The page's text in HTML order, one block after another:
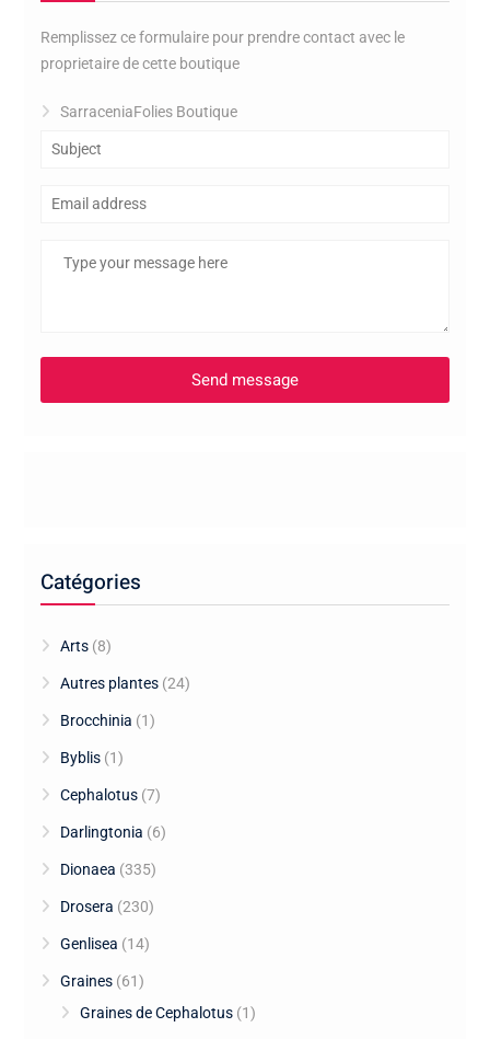
Remplissez ce formulaire pour prendre contact avec le
proprietaire de cette boutique
SarraceniaFolies Boutique
Catégories
Arts (8)
Autres plantes (24)
Brocchinia (1)
Byblis (1)
Cephalotus (7)
Darlingtonia (6)
Dionaea (335)
Drosera (230)
Genlisea (14)
Graines (61)
Graines de Cephalotus (1)